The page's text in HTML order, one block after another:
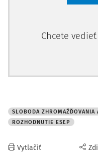
Chcete
SLOBODA ZHROMAŽĎOVANIA
ROZHODNUTIE ESĽP
Vytlačiť